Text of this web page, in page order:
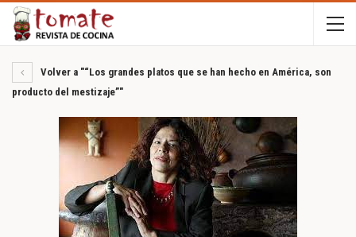
Volver a "“Los grandes platos que se han hecho en América, son
producto del mestizaje”"